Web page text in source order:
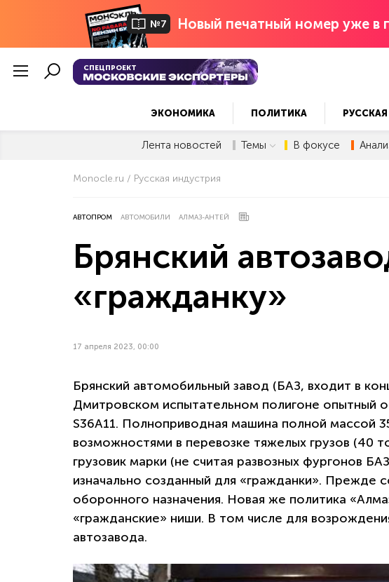
№7 Новый печатный номер уже в
СПЕЦПРОЕКТ
ЭКОНОМИКА ПОЛИТИКА
Лента новостей Темы В фокусе
Monocle.ru Русская индустрия
АВТОПРОМ АВТОМОБИЛИ АЛМАЗ-АНТЕЙ
Брянский
«гражданку»
17 апреля 2023, 00:00
Брянский автомобильный завод (БАЗ, входит в
Дмитровском испытательном полигоне опытный
S36A11. Полноприводная машина полной массой
возможностями в перевозке тяжелых грузов (40
грузовик марки (не считая развозных фургонов
изначально созданный для «гражданки». Прежде
оборонного назначения. Новая же политика
«гражданские» ниши. В том числе для
автозавода.